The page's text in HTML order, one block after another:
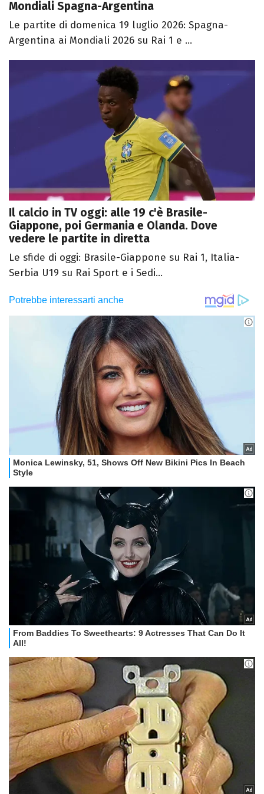
Mondiali Spagna-Argentina
Le partite di domenica 19 luglio 2026: Spagna-
Argentina ai Mondiali 2026 su Rai 1 e ...
Il calcio in TV oggi: alle 19 c'è Brasile-
Giappone, poi Germania e Olanda. Dove
vedere le partite in diretta
Le sfide di oggi: Brasile-Giappone su Rai 1, Italia-
Serbia U19 su Rai Sport e i Sedi...